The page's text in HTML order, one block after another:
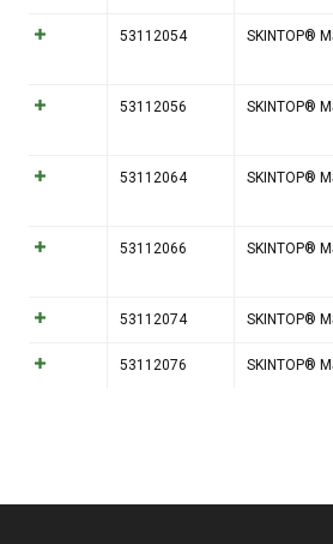
53112054 SKINTOP®
53112056 SKINTOP®
53112064 SKINTOP®
53112066 SKINTOP®
53112074 SKINTOP®
53112076 SKINTOP®